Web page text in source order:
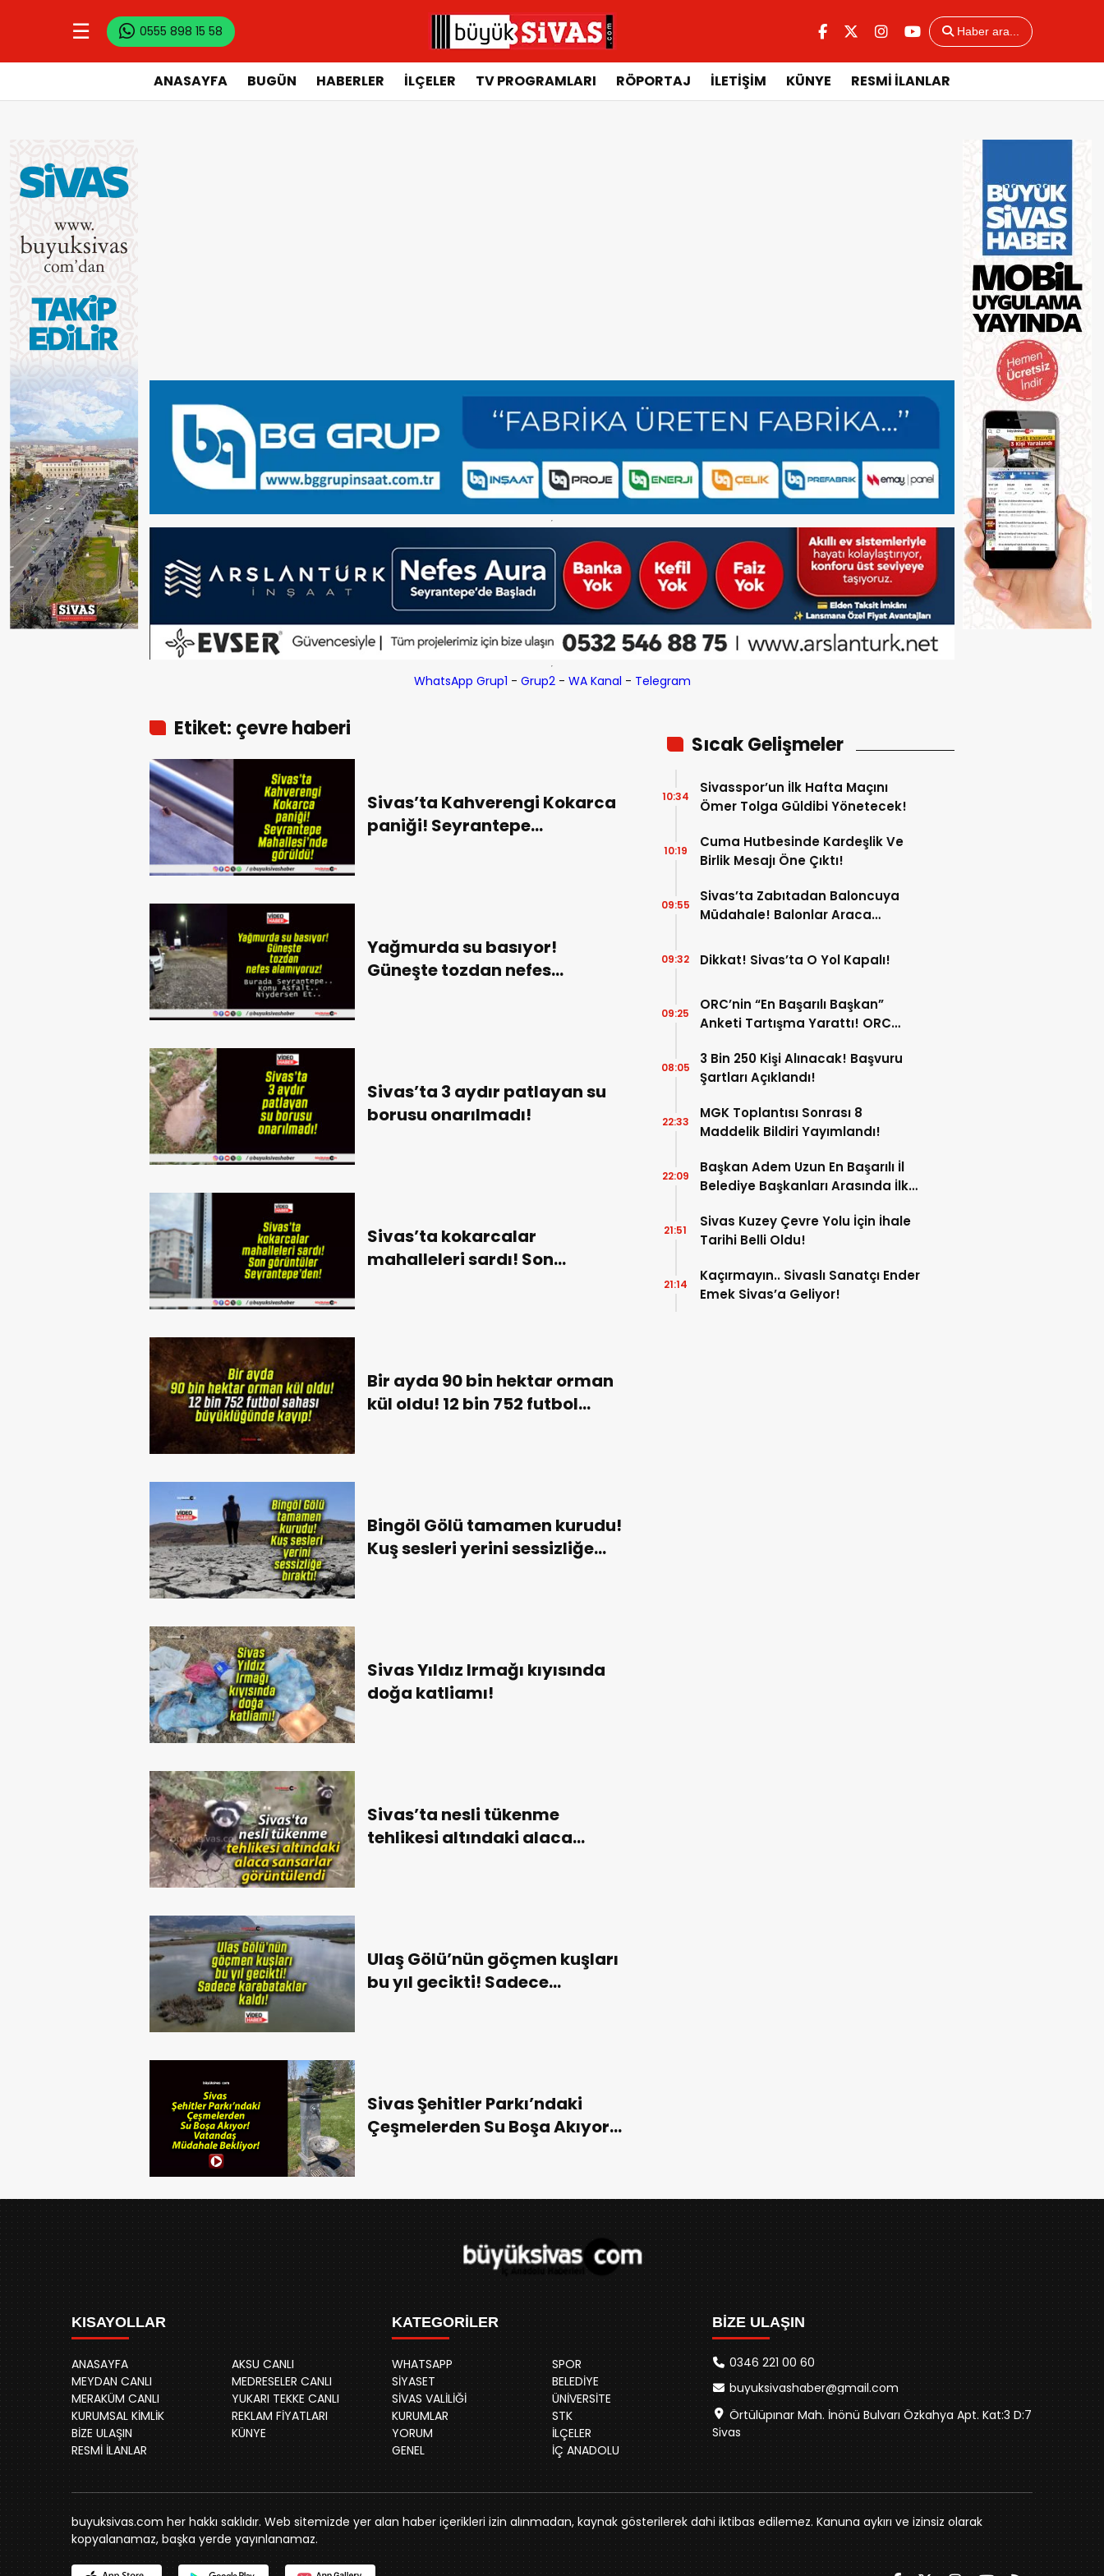
☰ 0555 898 15 58 Haber ara...
ANASAYFA BUGÜN HABERLER İLÇELER TV PROGRAMLARI RÖPORTAJ İLETİŞİM KÜNYE RESMİ İLANLAR
WhatsApp Grup1 - Grup2- WA Kanal - Telegram
Etiket: çevre haberi
Sivas’ta Kahverengi Kokarca
paniği! Seyrantepe
Yağmurda su basıyor!
Güneşte tozdan nefes
Sivas’ta 3 aydır patlayan su
borusu onarılmadı!
Sivas’ta kokarcalar
mahalleleri sardı! Son
Bir ayda 90 bin hektar orman
kül oldu! 12 bin 752 futbol
Bingöl Gölü tamamen kurudu!
Kuş sesleri yerini sessizliğe
Sivas Yıldız Irmağı kıyısında
doğa katliamı!
Sivas’ta nesli tükenme
tehlikesi altındaki alaca
Ulaş Gölü’nün göçmen kuşları
bu yıl gecikti! Sadece
Sivas Şehitler Parkı’ndaki
Çeşmelerden Su Boşa Akıyor!
Sıcak Gelişmeler
Sivasspor’un İlk Hafta Maçını
Ömer Tolga Güldibi Yönetecek!
10:34
Cuma Hutbesinde Kardeşlik Ve
Birlik Mesajı Öne Çıktı!
10:19
Sivas’ta Zabıtadan Baloncuya
Müdahale! Balonlar Araca
09:55
Dikkat! Sivas’ta O Yol Kapalı!
09:32
ORC’nin “En Başarılı Başkan”
Anketi Tartışma Yarattı! ORC
09:25
3 Bin 250 Kişi Alınacak! Başvuru
Şartları Açıklandı!
08:05
MGK Toplantısı Sonrası 8
Maddelik Bildiri Yayımlandı!
22:33
Başkan Adem Uzun En Başarılı İl
Belediye Başkanları Arasında İlk
22:09
Sivas Kuzey Çevre Yolu İçin İhale
Tarihi Belli Oldu!
21:51
Kaçırmayın.. Sivaslı Sanatçı Ender
Emek Sivas’a Geliyor!
21:14
KISAYOLLAR
ANASAYFA
AKSU CANLI
MEYDAN CANLI
MEDRESELER CANLI
MERAKÜM CANLI
YUKARI TEKKE CANLI
KURUMSAL KİMLİK
REKLAM FİYATLARI
BİZE ULAŞIN
KÜNYE
RESMİ İLANLAR
KATEGORİLER
WHATSAPP
SPOR
SİYASET
BELEDİYE
SİVAS VALİLİĞİ
ÜNİVERSİTE
KURUMLAR
STK
YORUM
İLÇELER
GENEL
İÇ ANADOLU
BİZE ULAŞIN
0346 221 00 60
buyuksivashaber@gmail.com
Örtülüpınar Mah. İnönü Bulvarı Özkahya Apt. Kat:3 D:7
Sivas
buyuksivas.com her hakkı saklıdır. Web sitemizde yer alan haber içerikleri izin alınmadan, kaynak gösterilerek dahi iktibas edilemez. Kanuna aykırı ve izinsiz olarak
kopyalanamaz, başka yerde yayınlanamaz.